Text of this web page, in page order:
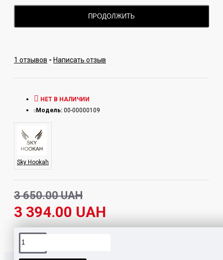
ПРОДОЛЖИТЬ
1 отзывов - Написать отзыв
3 650.00 UAH
3 394.00 UAH
НЕТ В НАЛИЧИИ
Модель: 00-00000109
Sky Hookah